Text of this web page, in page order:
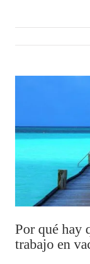
grande
Por qué hay
trabajo en